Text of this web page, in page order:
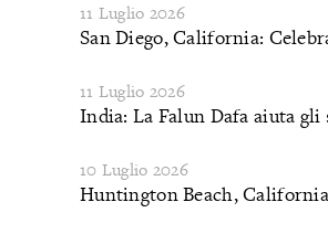
11 Luglio 2026
San Diego, California:
11 Luglio 2026
India: La Falun Dafa aiuta
10 Luglio 2026
Huntington Beach,